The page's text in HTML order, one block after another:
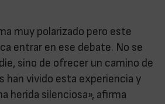
muy polarizado pero este
entrar en ese debate. No se
sino de ofrecer un camino de
han vivido esta experiencia y
herida silenciosa», afirma